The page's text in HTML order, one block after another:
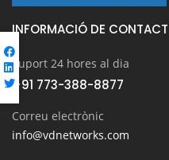
INFORMACIÓ DE
Suport 24 hores al dia
+91 773-388-8877
Correu electrònic
info@vdnetworks.com